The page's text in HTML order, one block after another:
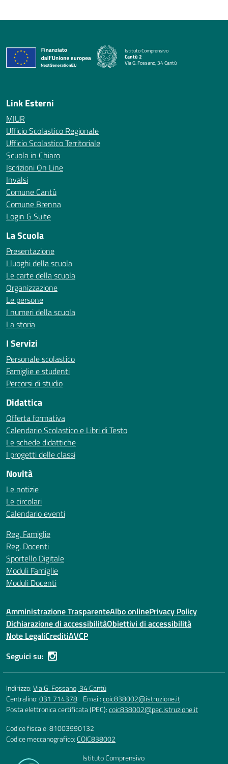
Istituto Comprensivo
Cantù 2
Via G. Fossano, 34 Cantù
— Visita la pagina iniziale della scuola
Link Esterni
MIUR
Ufficio Scolastico Regionale
Ufficio Scolastico Territoriale
Scuola in Chiaro
Iscrizioni On Line
Invalsi
Comune Cantù
Comune Brenna
Login G Suite
La Scuola
Presentazione
I luoghi della scuola
Le carte della scuola
Organizzazione
Le persone
I numeri della scuola
La storia
I Servizi
Personale scolastico
Famiglie e studenti
Percorsi di studio
Didattica
Offerta formativa
Calendario Scolastico e Libri di Testo
Le schede didattiche
I progetti delle classi
Novità
Le notizie
Le circolari
Calendario eventi
Reg. Famiglie
Reg. Docenti
Sportello Digitale
Moduli Famiglie
Moduli Docenti
Amministrazione TrasparenteAlbo onlinePrivacy Policy
Dichiarazione di accessibilitàObiettivi di accessibilità
Note LegaliCreditiAVCP
Seguici su:
Indirizzo:Via G. Fossano, 34 Cantù
Centralino:031 714378 Email:coic838002@istruzione.it
Posta elettronica certificata (PEC):coic838002@pec.istruzione.it
Codice fiscale: 81003990132
Codice meccanografico:COIC838002
Istituto Comprensivo